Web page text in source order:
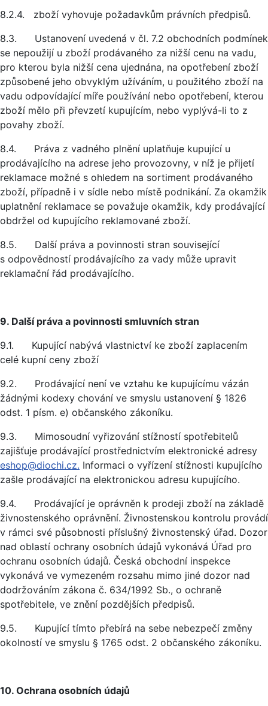
8.2.4. zboží vyhovuje požadavkům právních předpisů.
8.3. Ustanovení uvedená v čl. 7.2 obchodních podmínek
se nepoužijí u zboží prodávaného za nižší cenu na vadu,
pro kterou byla nižší cena ujednána, na opotřebení zboží
způsobené jeho obvyklým užíváním, u použitého zboží na
vadu odpovídající míře používání nebo opotřebení, kterou
zboží mělo při převzetí kupujícím, nebo vyplývá-li to z
povahy zboží.
8.4. Práva z vadného plnění uplatňuje kupující u
prodávajícího na adrese jeho provozovny, v níž je přijetí
reklamace možné s ohledem na sortiment prodávaného
zboží, případně i v sídle nebo místě podnikání. Za okamžik
uplatnění reklamace se považuje okamžik, kdy prodávající
obdržel od kupujícího reklamované zboží.
8.5. Další práva a povinnosti stran související
s odpovědností prodávajícího za vady může upravit
reklamační řád prodávajícího.
9. Další práva a povinnosti smluvních stran
9.1. Kupující nabývá vlastnictví ke zboží zaplacením
celé kupní ceny zboží
9.2. Prodávající není ve vztahu ke kupujícímu vázán
žádnými kodexy chování ve smyslu ustanovení § 1826
odst. 1 písm. e) občanského zákoníku.
9.3. Mimosoudní vyřizování stížností spotřebitelů
zajišťuje prodávající prostřednictvím elektronické adresy
eshop@diochi.cz. Informaci o vyřízení stížnosti kupujícího
zašle prodávající na elektronickou adresu kupujícího.
9.4. Prodávající je oprávněn k prodeji zboží na základě
živnostenského oprávnění. Živnostenskou kontrolu provádí
v rámci své působnosti příslušný živnostenský úřad. Dozor
nad oblastí ochrany osobních údajů vykonává Úřad pro
ochranu osobních údajů. Česká obchodní inspekce
vykonává ve vymezeném rozsahu mimo jiné dozor nad
dodržováním zákona č. 634/1992 Sb., o ochraně
spotřebitele, ve znění pozdějších předpisů.
9.5. Kupující tímto přebírá na sebe nebezpečí změny
okolností ve smyslu § 1765 odst. 2 občanského zákoníku.
10. Ochrana osobních údajů